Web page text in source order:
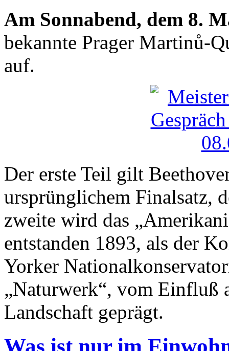
Am Sonnabend, dem 8.
bekannte Prager Martinů-
auf.
Der erste Teil gilt
ursprünglichem Finalsatz,
zweite wird das
entstanden 1893, als der
Yorker
„Naturwerk“, vom Einfluß
Landschaft geprägt.
Was ist nur im